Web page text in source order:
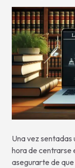
Una vez sentadas
hora de centrarse
asegurarte de